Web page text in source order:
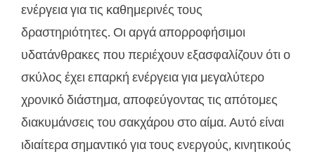
ενέργεια για τις καθημερινές τους
δραστηριότητες. Οι αργά απορροφήσιμοι
υδατάνθρακες που περιέχουν εξασφαλίζουν ότι ο
σκύλος έχει επαρκή ενέργεια για μεγαλύτερο
χρονικό διάστημα, αποφεύγοντας τις απότομες
διακυμάνσεις του σακχάρου στο αίμα. Αυτό είναι
ιδιαίτερα σημαντικό για τους ενεργούς, κινητικούς